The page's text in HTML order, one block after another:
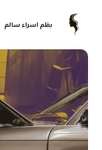
بقلم اسراء سالم